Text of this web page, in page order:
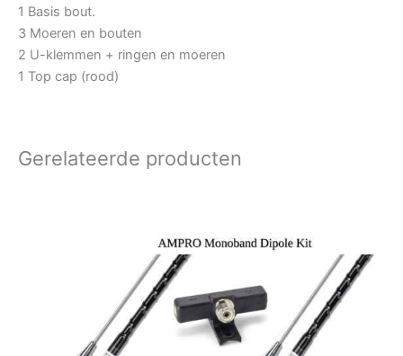
1 Basis bout.
3 Moeren en bouten
2 U-klemmen + ringen en moeren
1 Top cap (rood)
Gerelateerde producten